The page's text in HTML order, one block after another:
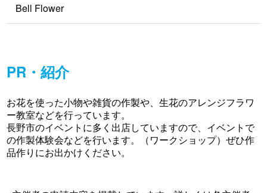
Bell Flower
PR・紹介
お花を使った小物や雑貨の作製や、生花のアレンジフラワ
ー教室などを行っています。
長野市のイベントに多く出店していますので、イベントで
の作製体験会などを行います。（ワークショップ）ぜひ作
品作りにお出かけください。